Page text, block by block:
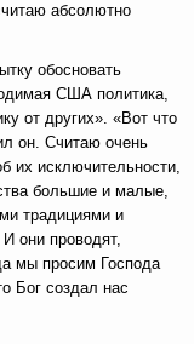
абсолютно
обосновать
США политика,
от других». «Вот что
он. Считаю очень
их исключительности,
большие и малые,
традициями и
они проводят,
мы просим Господа
Бог создал нас